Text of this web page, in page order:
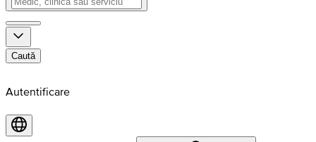
Caută
Autentificare